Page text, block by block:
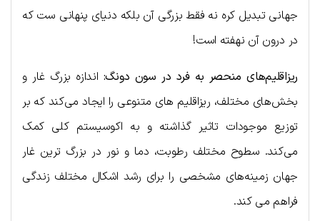
جهانی تبدیل کره نه فقط بزرگی آن بلکه دنیای پنهانی ست که
در درون آن نهفته است!
ریزاقلیم‌های منحصر به فرد در سون دونگ: اندازه بزرگ غار و
بخش‌های مختلف، ریزاقلیم های متنوعی را ایجاد می‌کند که بر
توزیع موجودات تاثیر گذاشته و به اکوسیستم کلی کمک
می‌کند. سطوح مختلف رطوبت، دما و نور در بزرگ ترین غار
جهان زمینه‌های مشخصی را برای رشد اشکال مختلف زندگی
فراهم می کند.